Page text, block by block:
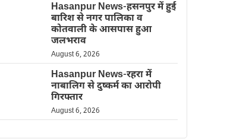
Hasanpur News-हसनपुर में हुई
बारिश से नगर पालिका व
कोतवाली के आसपास हुआ
जलभराव
August 6, 2026
Hasanpur News-रहरा में
नाबालिग से दुष्कर्म का आरोपी
गिरफ्तार
August 6, 2026